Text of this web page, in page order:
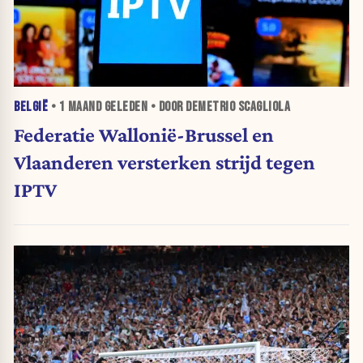
BELGIË • 1 MAANDGELEDEN • DOOR DEMETRIO SCAGLIOLA
Federatie Wallonië-Brussel en
Vlaanderen versterken strijd tegen
IPTV